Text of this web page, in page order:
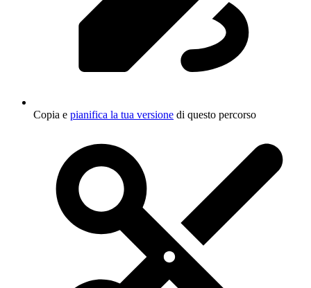
Copia e pianifica la tua versione di questo percorso